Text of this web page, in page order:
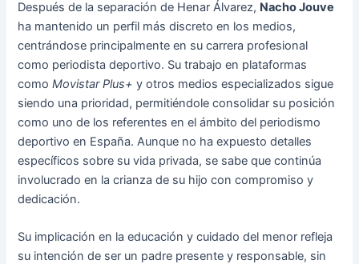
Después de la separación de Henar Álvarez, Nacho Jouve
ha mantenido un perfil más discreto en los medios,
centrándose principalmente en su carrera profesional
como periodista deportivo. Su trabajo en plataformas
comoMovistar Plus+ y otros medios especializados sigue
siendo una prioridad, permitiéndole consolidar su posición
como uno de los referentes en el ámbito del periodismo
deportivo en España. Aunque no ha expuesto detalles
específicos sobre su vida privada, se sabe que continúa
involucrado en la crianza de su hijo con compromiso y
dedicación.
Su implicación en la educación y cuidado del menor refleja
su intención de ser un padre presente y responsable, sin